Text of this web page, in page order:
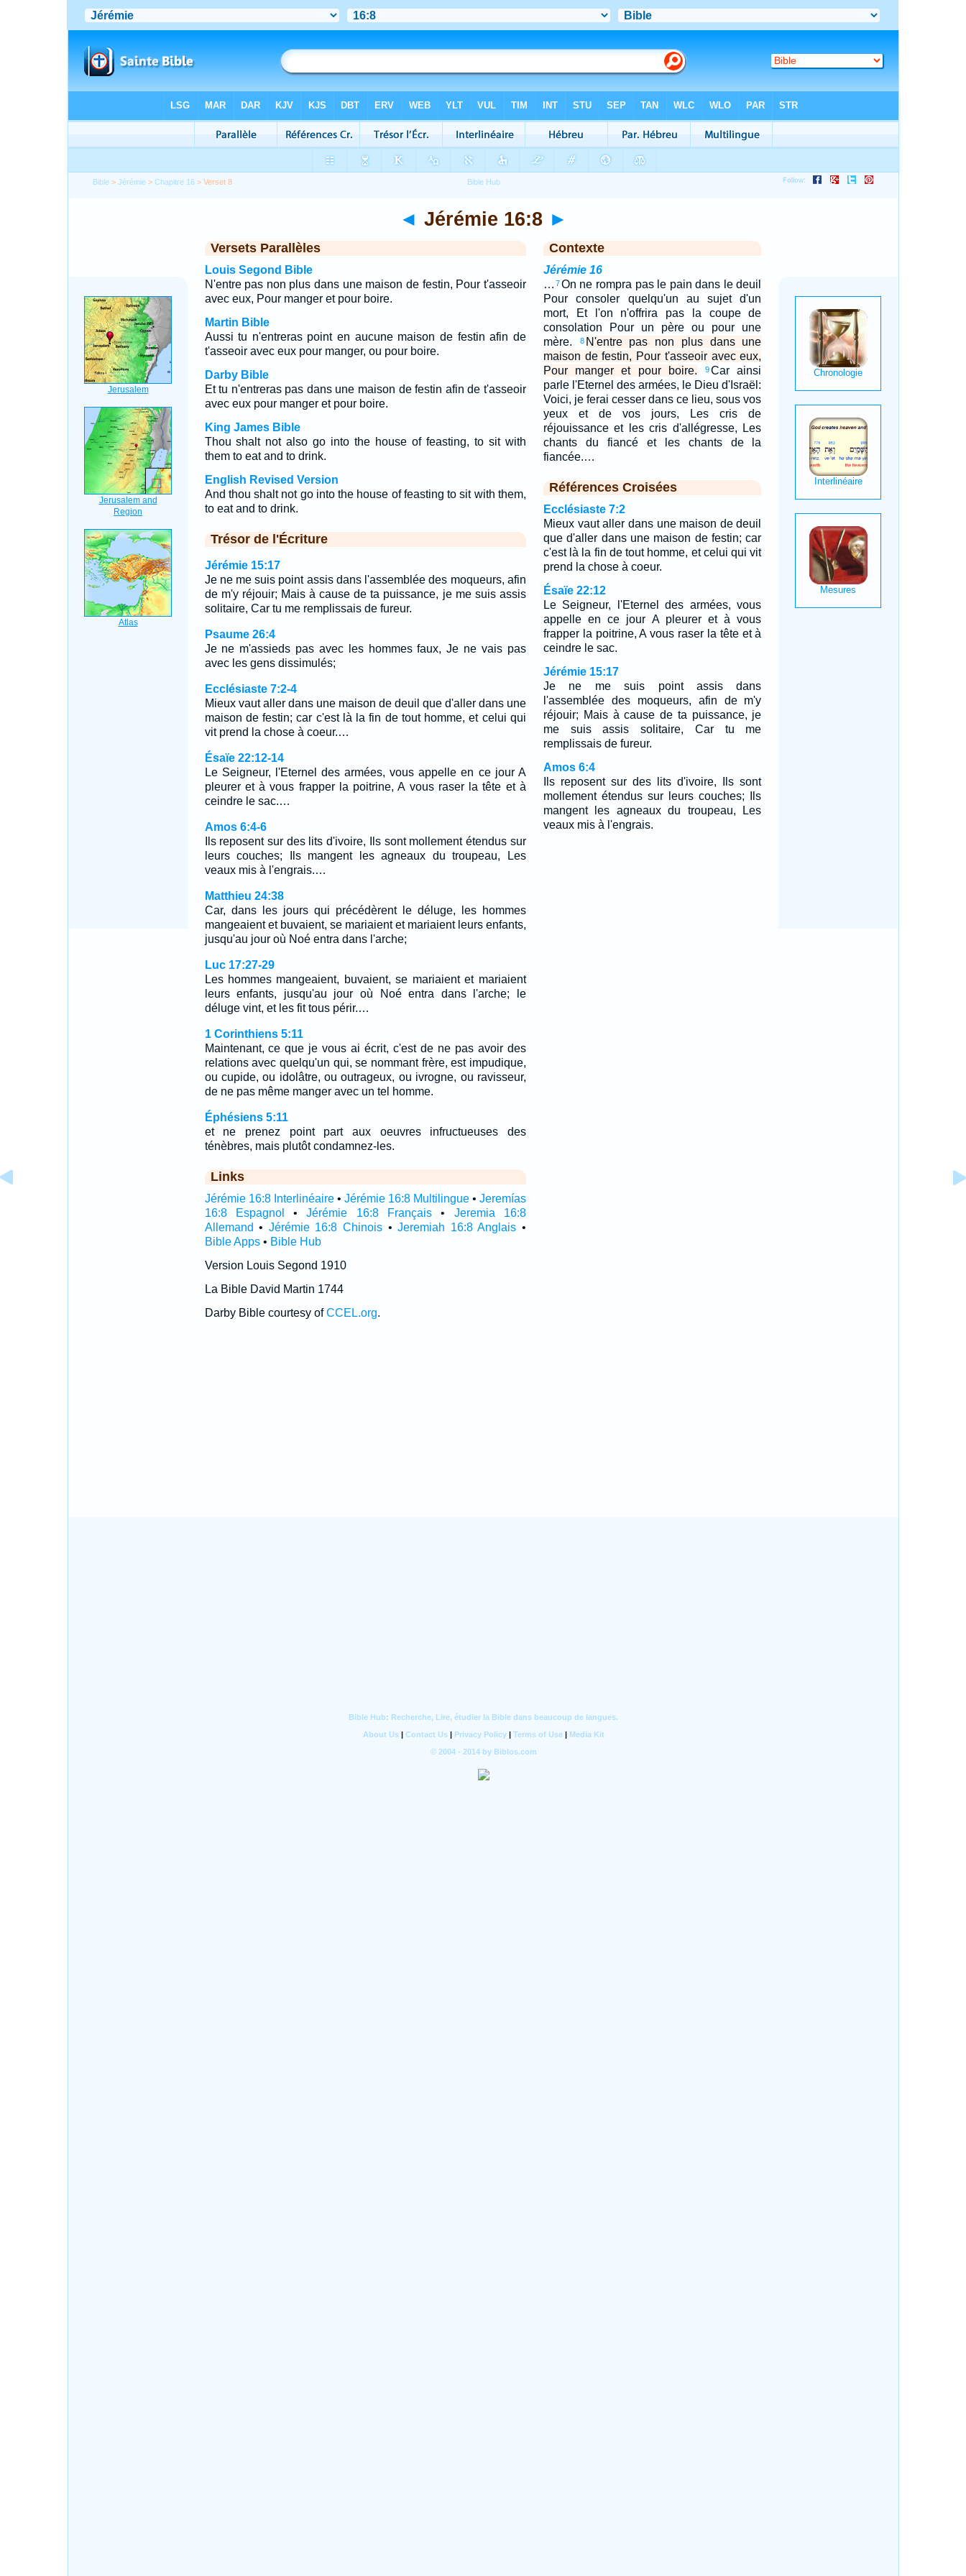
Bible >Jérémie >Chapitre 16 > Verset 8
◄ Jérémie 16:8 ►
Versets Parallèles
Louis Segond Bible
N'entre pas non plus dans une maison de festin, Pour t'asseoir
avec eux, Pour manger et pour boire.
Martin Bible
Aussi tu n'entreras point en aucune maison de festin afin de
t'asseoir avec eux pour manger, ou pour boire.
Darby Bible
Et tu n'entreras pas dans une maison de festin afin de t'asseoir
avec eux pour manger et pour boire.
King James Bible
Thou shalt not also go into the house of feasting, to sit with
them to eat and to drink.
English Revised Version
And thou shalt not go into the house of feasting to sit with them,
to eat and to drink.
Trésor de l'Écriture
Jérémie 15:17
Je ne me suis point assis dans l'assemblée des moqueurs, afin
de m'y réjouir; Mais à cause de ta puissance, je me suis assis
solitaire, Car tu me remplissais de fureur.
Psaume 26:4
Je ne m'assieds pas avec les hommes faux, Je ne vais pas
avec les gens dissimulés;
Ecclésiaste 7:2-4
Mieux vaut aller dans une maison de deuil que d'aller dans une
maison de festin; car c'est là la fin de tout homme, et celui qui
vit prend la chose à coeur.…
Ésaïe 22:12-14
Le Seigneur, l'Eternel des armées, vous appelle en ce jour A
pleurer et à vous frapper la poitrine, A vous raser la tête et à
ceindre le sac.…
Amos 6:4-6
Ils reposent sur des lits d'ivoire, Ils sont mollement étendus sur
leurs couches; Ils mangent les agneaux du troupeau, Les
veaux mis à l'engrais.…
Matthieu 24:38
Car, dans les jours qui précédèrent le déluge, les hommes
mangeaient et buvaient, se mariaient et mariaient leurs enfants,
jusqu'au jour où Noé entra dans l'arche;
Luc 17:27-29
Les hommes mangeaient, buvaient, se mariaient et mariaient
leurs enfants, jusqu'au jour où Noé entra dans l'arche; le
déluge vint, et les fit tous périr.…
1 Corinthiens 5:11
Maintenant, ce que je vous ai écrit, c'est de ne pas avoir des
relations avec quelqu'un qui, se nommant frère, est impudique,
ou cupide, ou idolâtre, ou outrageux, ou ivrogne, ou ravisseur,
de ne pas même manger avec un tel homme.
Éphésiens 5:11
et ne prenez point part aux oeuvres infructueuses des
ténèbres, mais plutôt condamnez-les.
Links
Jérémie 16:8 Interlinéaire• Jérémie 16:8 Multilingue• Jeremías
16:8 Espagnol
•Jérémie 16:8 Français • Jeremia 16:8
Allemand • Jérémie 16:8 Chinois•Jeremiah 16:8 Anglais •
Bible Apps• Bible Hub
Version Louis Segond 1910
La Bible David Martin 1744
Darby Bible courtesy ofCCEL.org.
Contexte
Jérémie 16
… 7On ne rompra pas le pain dans le deuil
Pour consoler quelqu'un au sujet d'un
mort, Et l'on n'offrira pas la coupe de
consolation Pour un père ou pour une
mère.
8 N'entre pas non plus dans une
maison de festin, Pour t'asseoir avec eux,
Pour manger et pour boire.
9Car ainsi
parle l'Eternel des armées, le Dieu d'Israël:
Voici, je ferai cesser dans ce lieu, sous vos
yeux et de vos jours, Les cris de
réjouissance et les cris d'allégresse, Les
chants du fiancé et les chants de la
fiancée.…
Références Croisées
Ecclésiaste 7:2
Mieux vaut aller dans une maison de deuil
que d'aller dans une maison de festin; car
c'est là la fin de tout homme, et celui qui vit
prend la chose à coeur.
Ésaïe 22:12
Le Seigneur, l'Eternel des armées, vous
appelle en ce jour A pleurer et à vous
frapper la poitrine, A vous raser la tête et à
ceindre le sac.
Jérémie 15:17
Je ne me suis point assis dans
l'assemblée des moqueurs, afin de m'y
réjouir; Mais à cause de ta puissance, je
me suis assis solitaire, Car tu me
remplissais de fureur.
Amos 6:4
Ils reposent sur des lits d'ivoire, Ils sont
mollement étendus sur leurs couches; Ils
mangent les agneaux du troupeau, Les
veaux mis à l'engrais.